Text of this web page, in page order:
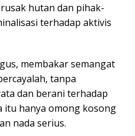
hutan dan pihak-
terhadap aktivis
membakar semangat
tanpa
dan berani terhadap
itu hanya omong kosong
nada serius.